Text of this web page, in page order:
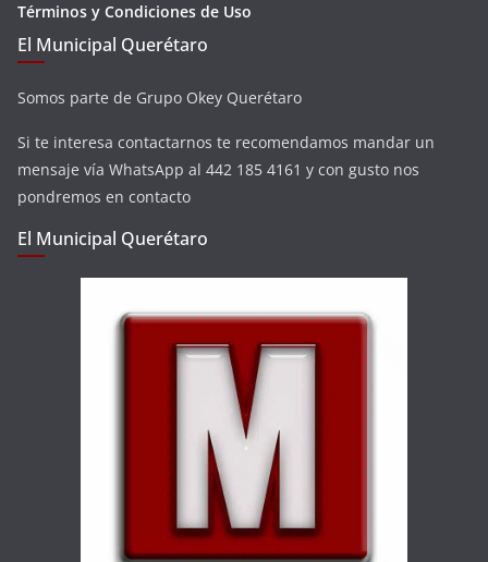
Términos y Condiciones de Uso
El Municipal Querétaro
Somos parte de Grupo Okey Querétaro
Si te interesa contactarnos te recomendamos mandar un
mensaje vía WhatsApp al 442 185 4161 y con gusto nos
pondremos en contacto
El Municipal Querétaro